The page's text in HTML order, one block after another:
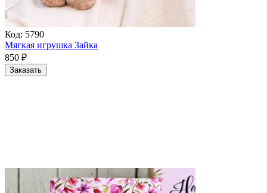
Код: 5790
Мягкая игрушка Зайка
850 ₽
Заказать